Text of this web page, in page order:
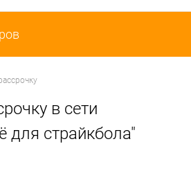
в сети
для страйкбола"